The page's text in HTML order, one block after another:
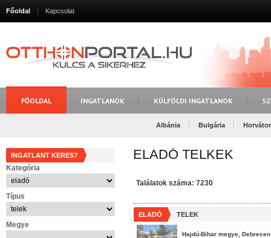
Főoldal Kapcsolat
FŐOLDAL INGATLANOK KÜLFÖLDI INGATLANOK
Albánia Bulgária
INGATLANT KERES?
Kategória
Típus
Megye
ELADÓ TELKEK
Találatok száma: 7230
ELADÓ TELEK
Hajdú-Bihar megye, Debrecen